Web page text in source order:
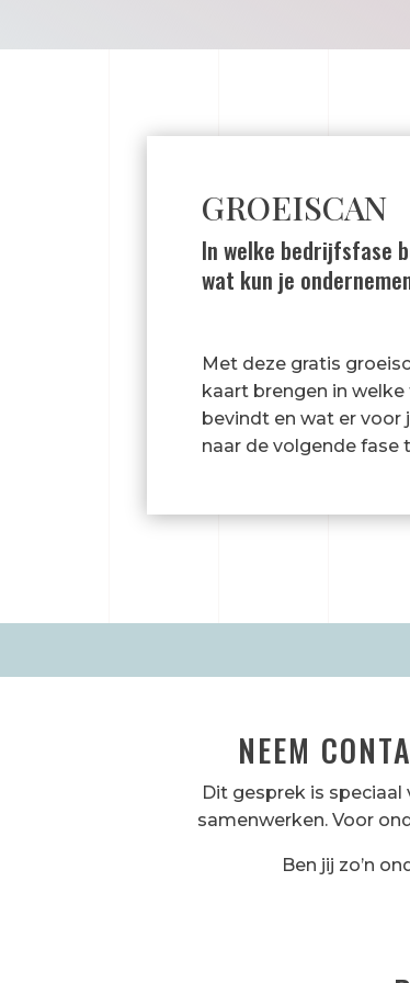
GROEISCAN
In welke bedrijfsfase
wat kun je
Met deze gratis
kaart brengen in
bevindt en wat er voor
naar de volgende fase
NEEM
Dit gesprek is
samenwerken. Voor
Ben jij zo’n